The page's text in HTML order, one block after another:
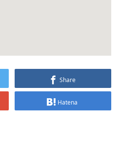
Share
Hatena